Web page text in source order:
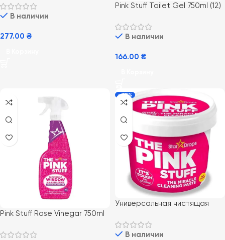
3x100g(300g) (12) пенный
порошок для чистки туалета
В наличии
277.00 ₴
Pink Stuff Toilet Gel 750ml (12)
В наличии
166.00 ₴
Pink Stuff Rose Vinegar 750ml
окон
-47%
Универсальная чистящая
Stuff Miracle Cleaning Paste
850 гВ наличии